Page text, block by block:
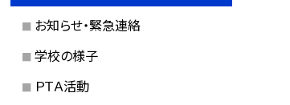
お知らせ・緊急連絡
学校の様子
ＰＴＡ活動